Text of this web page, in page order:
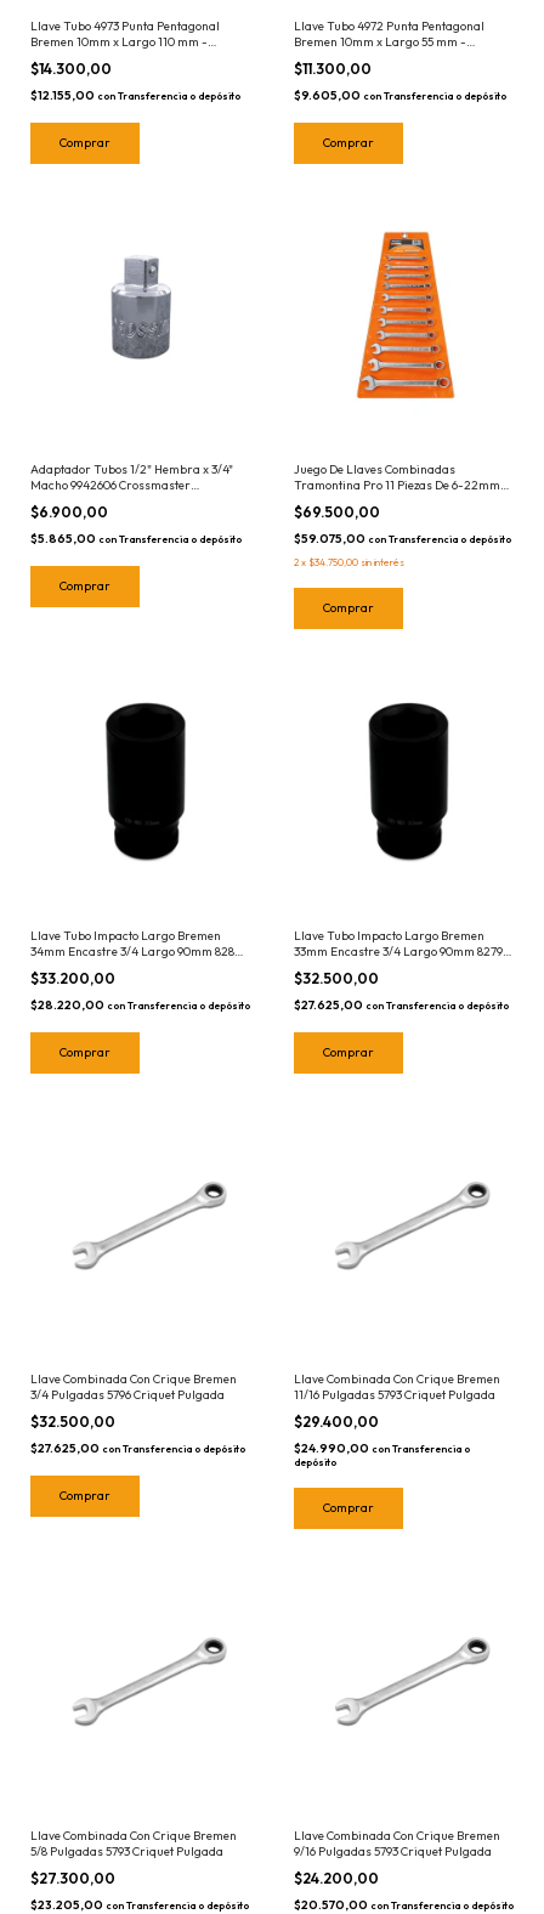
Llave Tubo 4973 Punta Pentagonal
Bremen 10mm x Largo 110 mm -
Encastre 1/2"
$14.300,00
$12.155,00 con Transferencia o depósito
Llave Tubo 4972 Punta Pentagonal
Bremen 10mm x Largo 55 mm -
Encastre 1/2"
$11.300,00
$9.605,00 con Transferencia o depósito
Adaptador Tubos 1/2" Hembra x 3/4"
Macho 9942606 Crossmaster
Bocallaves
$6.900,00
$5.865,00 con Transferencia o depósito
Juego De Llaves Combinadas
Tramontina Pro 11 Piezas De 6-22mm
Milimetricas 44660/211
$69.500,00
$59.075,00 con Transferencia o depósito
2 x $34.750,00 sin interés
Llave Tubo Impacto Largo Bremen
34mm Encastre 3/4 Largo 90mm 8280
Bocallave
$33.200,00
$28.220,00 con Transferencia o depósito
Llave Tubo Impacto Largo Bremen
33mm Encastre 3/4 Largo 90mm 8279
Bocallave
$32.500,00
$27.625,00 con Transferencia o depósito
Llave Combinada Con Crique Bremen
3/4 Pulgadas 5796 Criquet Pulgada
$32.500,00
$27.625,00 con Transferencia o depósito
Llave Combinada Con Crique Bremen
11/16 Pulgadas 5793 Criquet Pulgada
$29.400,00
$24.990,00 con Transferencia o
depósito
Llave Combinada Con Crique Bremen
5/8 Pulgadas 5793 Criquet Pulgada
$27.300,00
$23.205,00 con Transferencia o depósito
Llave Combinada Con Crique Bremen
9/16 Pulgadas 5793 Criquet Pulgada
$24.200,00
$20.570,00 con Transferencia o depósito